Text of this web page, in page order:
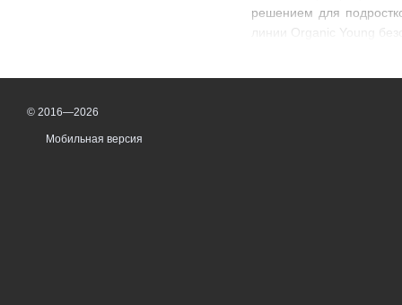
решением для
линии Organic Young
© 2016—2026
Мобильная версия